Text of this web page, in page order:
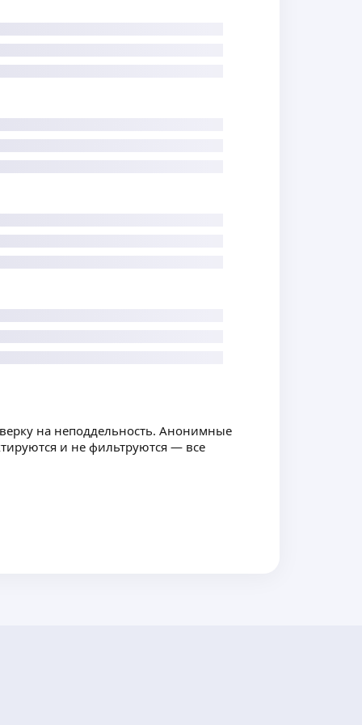
на неподдельность. Анонимные
и не фильтруются — все